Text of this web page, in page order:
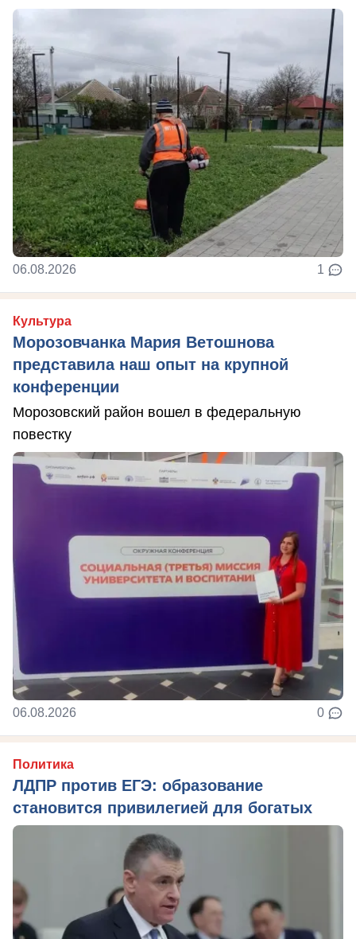
06.08.2026 1
Культура
Морозовчанка Мария Ветошнова
представила наш опыт на крупной
конференции
Морозовский район вошел в федеральную
повестку
06.08.2026 0
Политика
ЛДПР против ЕГЭ: образование
становится привилегией для богатых